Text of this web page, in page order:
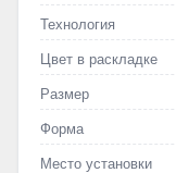
Технология
Цвет в раскладке
Размер
Форма
Место установки